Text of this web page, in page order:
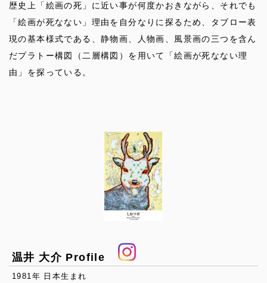
歴史上「絵画の死」に近い事が何度かおきながら、それでも
「絵画が死なない」理由を自分なりに探るため、タブロー表
現の基本様式である、静物画、人物画、風景画の三つを含ん
だプラトー構図（二層構図）を用いて「絵画が死なない理
由」を探っている。
温井 大介 Profile
1981年 日本生まれ